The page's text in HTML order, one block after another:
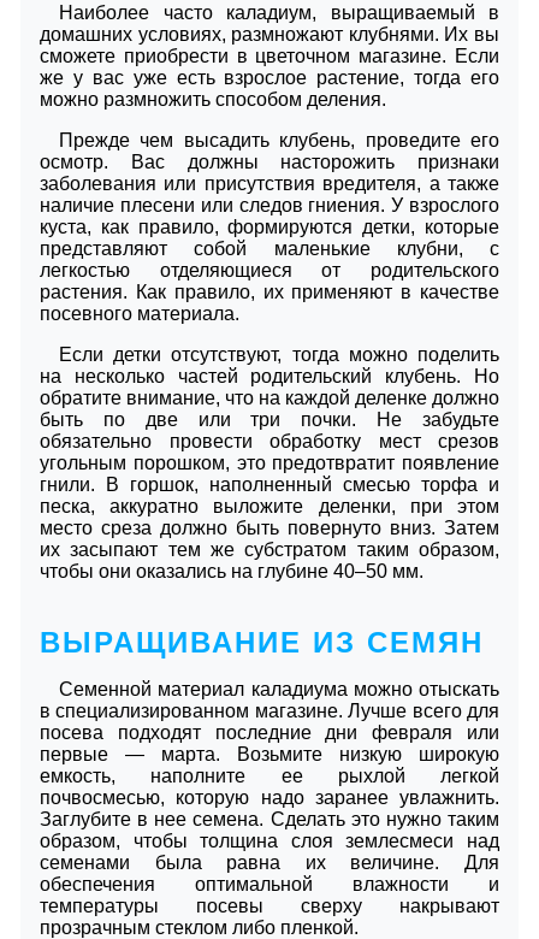
Наиболее часто каладиум, выращиваемый в
домашних условиях, размножают клубнями. Их вы
сможете приобрести в цветочном магазине. Если
же у вас уже есть взрослое растение, тогда его
можно размножить способом деления.
Прежде чем высадить клубень, проведите его
осмотр. Вас должны насторожить признаки
заболевания или присутствия вредителя, а также
наличие плесени или следов гниения. У взрослого
куста, как правило, формируются детки, которые
представляют собой маленькие клубни, с
легкостью отделяющиеся от родительского
растения. Как правило, их применяют в качестве
посевного материала.
Если детки отсутствуют, тогда можно поделить
на несколько частей родительский клубень. Но
обратите внимание, что на каждой деленке должно
быть по две или три почки. Не забудьте
обязательно провести обработку мест срезов
угольным порошком, это предотвратит появление
гнили. В горшок, наполненный смесью торфа и
песка, аккуратно выложите деленки, при этом
место среза должно быть повернуто вниз. Затем
их засыпают тем же субстратом таким образом,
чтобы они оказались на глубине 40–50 мм.
ВЫРАЩИВАНИЕ ИЗ СЕМЯН
Семенной материал каладиума можно отыскать
в специализированном магазине. Лучше всего для
посева подходят последние дни февраля или
первые — марта. Возьмите низкую широкую
емкость, наполните ее рыхлой легкой
почвосмесью, которую надо заранее увлажнить.
Заглубите в нее семена. Сделать это нужно таким
образом, чтобы толщина слоя землесмеси над
семенами была равна их величине. Для
обеспечения оптимальной влажности и
температуры посевы сверху накрывают
прозрачным стеклом либо пленкой.